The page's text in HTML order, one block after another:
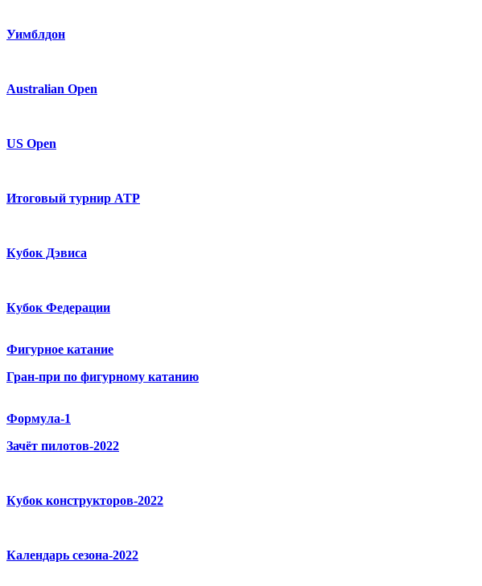
Уимблдон
Australian Open
US Open
Итоговый турнир ATP
Кубок Дэвиса
Кубок Федерации
Фигурное катание
Гран-при по фигурному катанию
Формула-1
Зачёт пилотов-2022
Кубок конструкторов-2022
Календарь сезона-2022